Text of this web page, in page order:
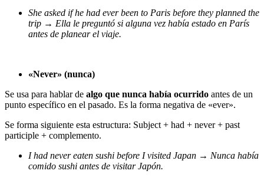
She asked if he had ever been to Paris before they planned the
trip → Ella le preguntó si alguna vez había estado en París
antes de planear el viaje.
«Never» (nunca)
Se usa para hablar de algo que nunca había ocurrido antes de un
punto específico en el pasado. Es la forma negativa de «ever».
Se forma siguiente esta estructura: Subject + had + never + past
participle + complemento.
I had never eaten sushi before I visited Japan → Nunca había
comido sushi antes de visitar Japón.